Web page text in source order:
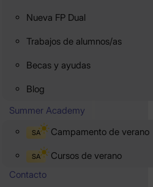
Nueva FP Dual
Trabajos de alumnos/as
Becas y ayudas
Blog
Summer Academy
SA Campamento de verano
SA
Cursos de verano
Contacto